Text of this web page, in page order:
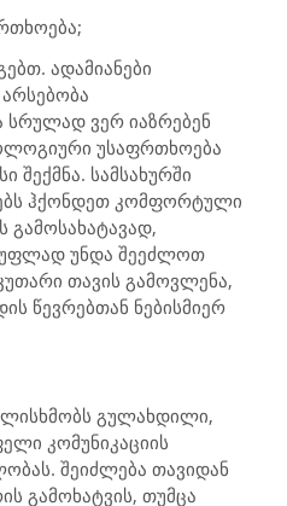
ადამიანები
სრულად ვერ იაზრებენ
უსაფრთხოება
შექმნა. სამსახურში
ჰქონდეთ კომფორტული
გამოსახატავად,
უნდა შეეძლოთ
თავის გამოვლენა,
წევრებთან ნებისმიერ
გულახდილი,
კომუნიკაციის
შეიძლება თავიდან
გამოხატვის, თუმცა